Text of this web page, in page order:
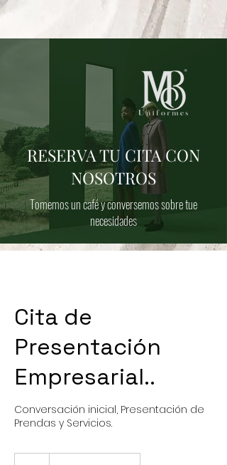
RESERVA TU CITA CON
NOSOTROS
Tomemos un café y conversemos sobre tue
necesidades
Cita de
Presentación
Empresarial..
Conversación inicial, Presentación de
Prendas y Servicios.